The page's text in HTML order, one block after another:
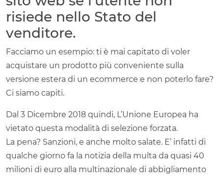
risiede nello Stato del
venditore.
Facciamo un esempio: ti è mai capitato di voler
acquistare un prodotto più conveniente sulla
versione estera di un ecommerce e non poterlo fare?
Ci siamo capiti.
Dal 3 Dicembre 2018 quindi, L’Unione Europea ha
vietato questa modalità di selezione forzata.
La pena? Sanzioni, e anche molto salate. E’ infatti di
qualche giorno fa la notizia della multa da quasi 40
milioni di euro alla multinazionale di abbigliamento